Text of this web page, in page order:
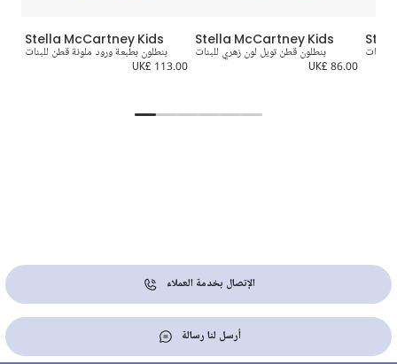
Stella McCartney Kids
بنطلون بطبعة ورود ملونة قطن للبنات
UK£ 113.00
Stella McCartney Kids
بنطلون قطن تويل لون زهري للبنات
UK£ 86.00
للبنات
الإتصال بخدمة العملاء
أرسل لنا رسالة